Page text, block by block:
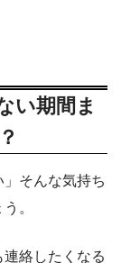
い期間ま
」そんな気持ち
。
絡したくなる